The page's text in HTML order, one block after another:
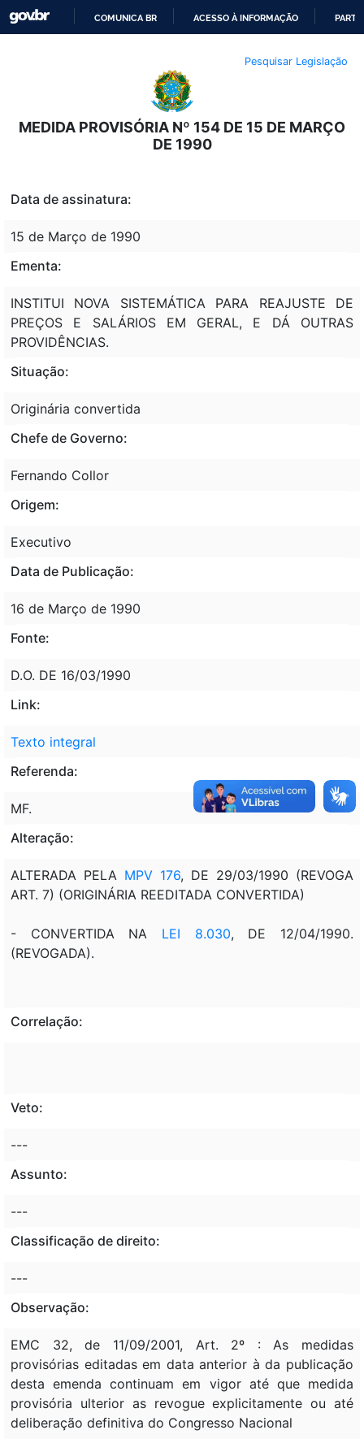
O
CONTEÚDO
COMUNICA BR ACESSO À INFORMAÇÃO
Pesquisar Legislação
MEDIDA PROVISÓRIA Nº 154 DE 15 DE MARÇO
DE 1990
Data de assinatura:
15 de Março de 1990
Ementa:
INSTITUI NOVA SISTEMÁTICA PARA REAJUSTE DE
PREÇOS E SALÁRIOS EM GERAL, E DÁ OUTRAS
PROVIDÊNCIAS.
Situação:
Originária convertida
Chefe de Governo:
Fernando Collor
Origem:
Executivo
Data de Publicação:
16 de Março de 1990
Fonte:
D.O. DE 16/03/1990
Link:
Texto integral
Referenda:
MF.
Alteração:
ALTERADA PELA MPV 176, DE 29/03/1990 (REVOGA
ART. 7) (ORIGINÁRIA REEDITADA CONVERTIDA)
- CONVERTIDA NA LEI 8.030, DE 12/04/1990.
(REVOGADA).
Correlação:
Veto:
---
Assunto:
---
Classificação de direito:
---
Observação:
EMC 32, de 11/09/2001, Art. 2º : As medidas
provisórias editadas em data anterior à da publicação
desta emenda continuam em vigor até que medida
provisória ulterior as revogue explicitamente ou até
deliberação definitiva do Congresso Nacional